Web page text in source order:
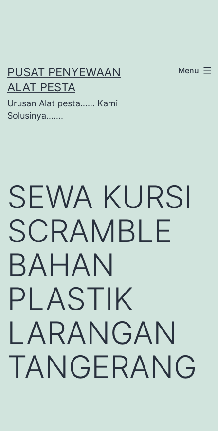
PUSAT PENYEWAAN
ALAT PESTA
Urusan Alat pesta…… Kami
Solusinya…….
Menu
SEWA KURSI
SCRAMBLE
BAHAN
PLASTIK
LARANGAN
TANGERANG